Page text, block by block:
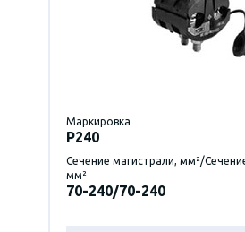
Маркировка
P240
Сечение магистрали, мм²/
мм²
70-240/70-240